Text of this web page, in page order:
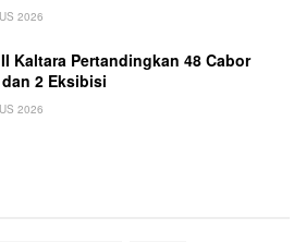
2026
Kaltara Pertandingkan 48 Cabor
2 Eksibisi
2026